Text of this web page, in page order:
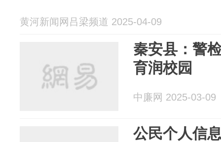
黄河新闻网吕梁频道 2025-04-09
秦安县：警
育润校园
中廉网 2025-03-09
公民个人信